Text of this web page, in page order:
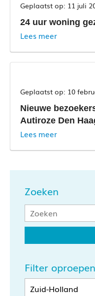
11 juli
24 uur woning
Lees meer
10
Nieuwe
Autiroze Den
Lees meer
Zoeken
Filter oproepen